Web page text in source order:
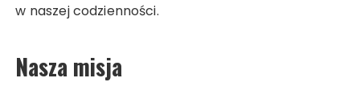
w naszej codzienności.
Nasza misja